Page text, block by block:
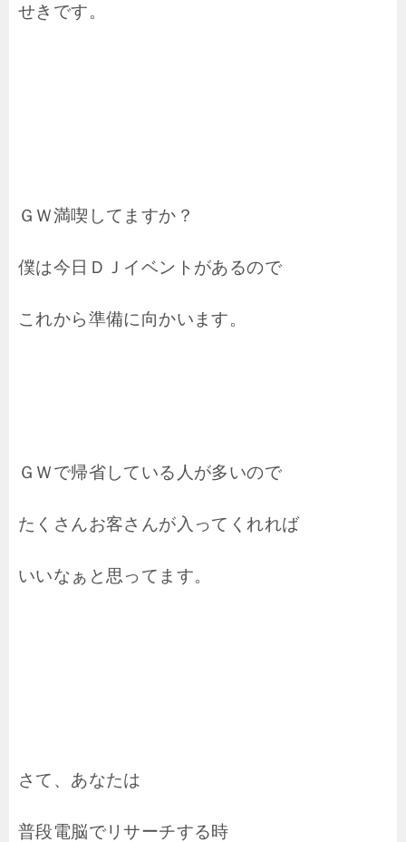
せきです。
ＧＷ満喫してますか？
僕は今日ＤＪイベントがあるので
これから準備に向かいます。
ＧＷで帰省している人が多いので
たくさんお客さんが入ってくれれば
いいなぁと思ってます。
さて、あなたは
普段電脳でリサーチする時